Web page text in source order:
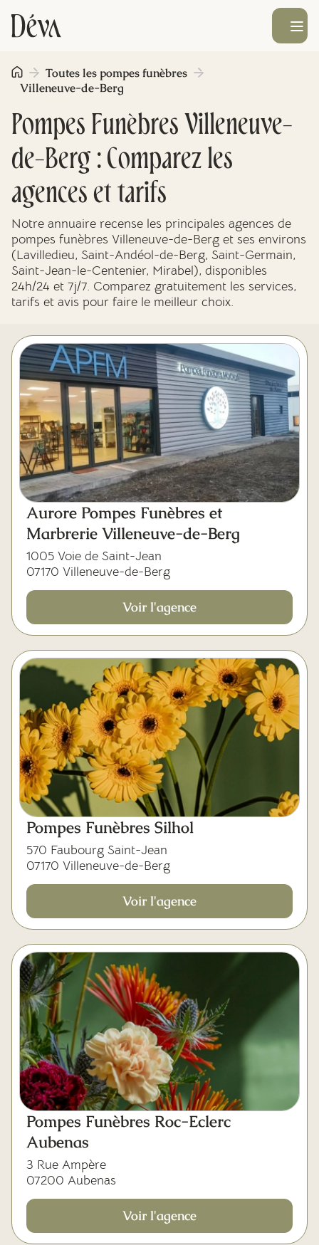
Obsèques
Prévoyance
Monument funéraire
Livraison de fleurs
Blog
Ouvrir le
Pompes Funèbres Villeneuve-
de-Berg : Comparez les
agences et tarifs
Toutes les pompes funèbres
Villeneuve-de-Berg
Notre annuaire recense les principales agences de
pompes funèbres Villeneuve-de-Berg et ses environs
(Lavilledieu, Saint-Andéol-de-Berg, Saint-Germain,
Saint-Jean-le-Centenier, Mirabel), disponibles
24h/24 et 7j/7. Comparez gratuitement les services,
tarifs et avis pour faire le meilleur choix.
Aurore Pompes Funèbres et
Marbrerie Villeneuve-de-Berg
1005 Voie de Saint-Jean
07170 Villeneuve-de-Berg
Voir l'agence
Pompes Funèbres Silhol
570 Faubourg Saint-Jean
07170 Villeneuve-de-Berg
Voir l'agence
Pompes Funèbres Roc-Eclerc
Aubenas
3 Rue Ampère
07200 Aubenas
Voir l'agence